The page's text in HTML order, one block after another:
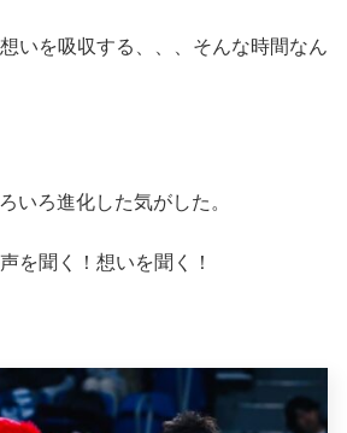
いを吸収する、、、そんな時間なん
いろ進化した気がした。
を聞く！想いを聞く！